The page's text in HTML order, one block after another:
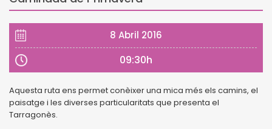
8 Abril 2016
09:30h
Aquesta ruta ens permet conèixer una mica més els camins, el
paisatge i les diverses particularitats que presenta el
Tarragonès.